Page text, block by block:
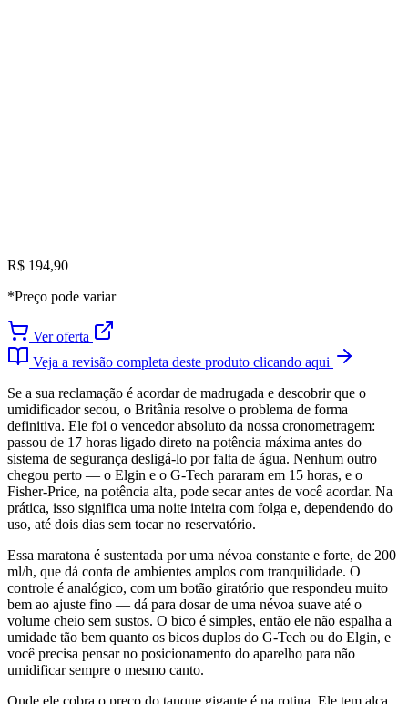
R$ 194,90
*Preço pode variar
Ver oferta
Veja a revisão completa deste produto clicando aqui
Se a sua reclamação é acordar de madrugada e descobrir que o
umidificador secou, o Britânia resolve o problema de forma
definitiva. Ele foi o vencedor absoluto da nossa cronometragem:
passou de 17 horas ligado direto na potência máxima antes do
sistema de segurança desligá-lo por falta de água. Nenhum outro
chegou perto — o Elgin e o G-Tech pararam em 15 horas, e o
Fisher-Price, na potência alta, pode secar antes de você acordar. Na
prática, isso significa uma noite inteira com folga e, dependendo do
uso, até dois dias sem tocar no reservatório.
Essa maratona é sustentada por uma névoa constante e forte, de 200
ml/h, que dá conta de ambientes amplos com tranquilidade. O
controle é analógico, com um botão giratório que respondeu muito
bem ao ajuste fino — dá para dosar de uma névoa suave até o
volume cheio sem sustos. O bico é simples, então ele não espalha a
umidade tão bem quanto os bicos duplos do G-Tech ou do Elgin, e
você precisa pensar no posicionamento do aparelho para não
umidificar sempre o mesmo canto.